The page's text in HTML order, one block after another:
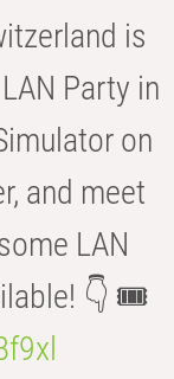
is
Party in
on
and meet
LAN
👇 🎟️